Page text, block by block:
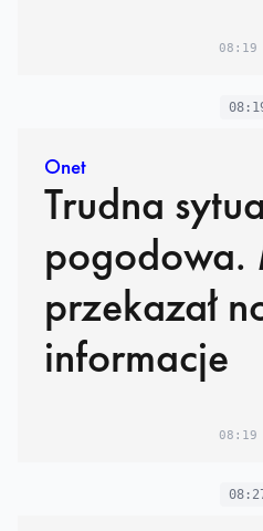
08:19
Onet
Trudna
pogodowa.
przekazał
informacje
08:19